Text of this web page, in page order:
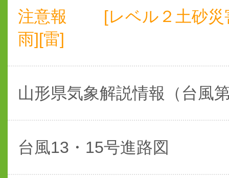
注意報
[レベル２土砂
雨][雷]
山形県気象解説情報（台風
台風13・15号進路図